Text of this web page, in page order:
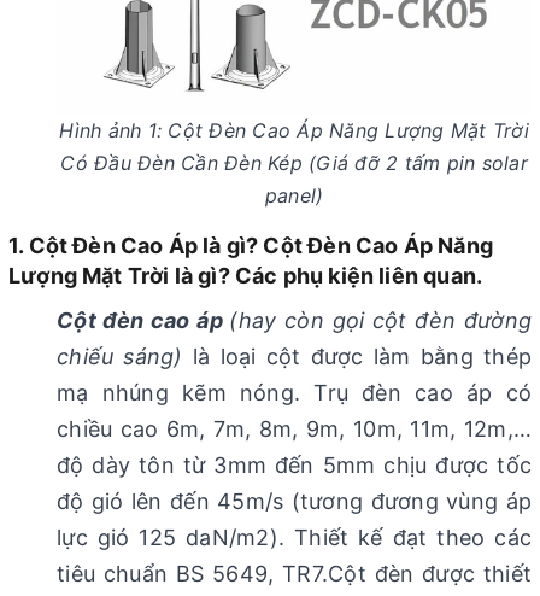
Hình ảnh 1: Cột Đèn Cao Áp Năng Lượng Mặt Trời
Có Đầu Đèn Cần Đèn Kép (Giá đỡ 2 tấm pin solar
panel)
1. Cột Đèn Cao Áp là gì? Cột Đèn Cao Áp Năng
Lượng Mặt Trời là gì? Các phụ kiện liên quan.
Cột đèn cao áp (hay còn gọi cột đèn đường
chiếu sáng) là loại cột được làm bằng thép
mạ nhúng kẽm nóng. Trụ đèn cao áp có
chiều cao 6m, 7m, 8m, 9m, 10m, 11m, 12m,…
độ dày tôn từ 3mm đến 5mm chịu được tốc
độ gió lên đến 45m/s (tương đương vùng áp
lực gió 125 daN/m2). Thiết kế đạt theo các
tiêu chuẩn BS 5649, TR7.Cột đèn được thiết